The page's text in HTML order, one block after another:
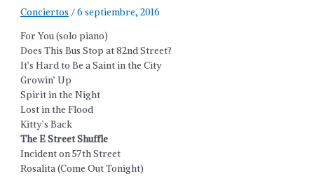
Conciertos /6 septiembre, 2016
For You (solo piano)
Does This Bus Stop at 82nd Street?
It’s Hard to Be a Saint in the City
Growin’ Up
Spirit in the Night
Lost in the Flood
Kitty’s Back
The E Street Shuffle
Incident on 57th Street
Rosalita (Come Out Tonight)